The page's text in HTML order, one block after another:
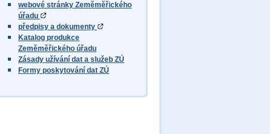
webové stránky Zeměměřického
úřadu
předpisy a dokumenty
Katalog produkce
Zeměměřického úřadu
Zásady užívání dat a služeb ZÚ
Formy poskytování dat ZÚ